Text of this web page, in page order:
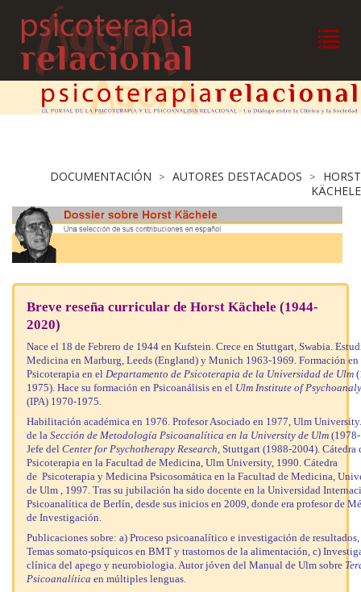
DOCUMENTACIÓN > AUTORES DESTACADOS > HORST
KÄCHELE
Breve reseña curricular de Horst Kächele (1944-
2020)
Nace el 18 de Febrero de 1944 en Kufstein. Crece en Stuttgart, Swabia.
Medicina en Marburg, Leeds (England) y Munich 1963-1969. Formación en
Psicoterapia en el Departamento de Psicoterapia de la Universidad de Ulm
1975). Hace su formación en Psicoanálisis en el Ulm Institute of
(IPA) 1970-1975.
Habilitación académica en 1976. Profesor Asociado en 1977, Ulm
de la Sección de Metodología Psicoanalítica en la University de Ulm
Jefe del Center for Psychotherapy Research, Stuttgart (1988-2004). Cátedra
Psicoterapia en la Facultad de Medicina, Ulm University, 1990. Cátedra
de Psicoterapia y Medicina Psicosomática en la Facultad de Medicina,
de Ulm , 1997. Tras su jubilación ha sido docente en la Universidad
Psicoanalítica de Berlín, desde sus inicios en 2009, donde era profesor de
de Investigación.
Publicaciones sobre: a) Proceso psicoanalítico e investigación de
Temas somato-psíquicos en BMT y trastornos de la alimentación, c)
clínica del apego y neurobiologia.Autor jóven del Manual de Ulm sobre
Psicoanalítica en múltiples lenguas.